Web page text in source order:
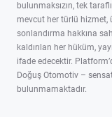
bulunmaksızın, tek
mevcut her türlü hizmet,
sonlandırma hakkına
kaldırılan her hüküm,
ifade edecektir.
Doğuş Otomotiv –
bulunmamaktadır.